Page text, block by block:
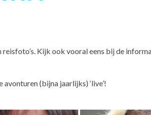
Kijk ook vooral eens bij de
avonturen (bijna jaarlijks) ‘live’!